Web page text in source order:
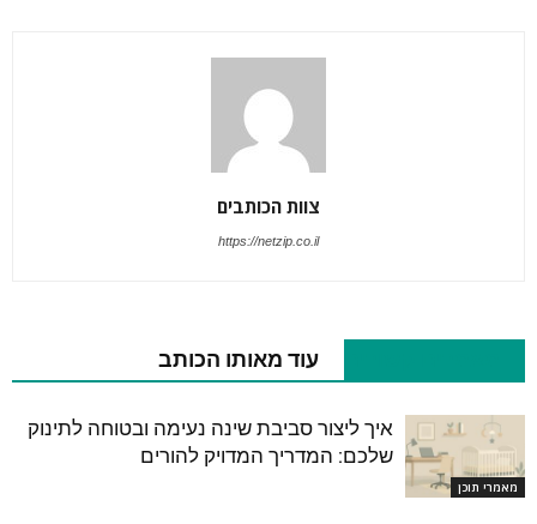
צוות הכותבים
https://netzip.co.il
עוד מאותו הכותב
מאמרי תוכן
איך ליצור סביבת שינה נעימה ובטוחה לתינוק
שלכם: המדריך המדויק להורים